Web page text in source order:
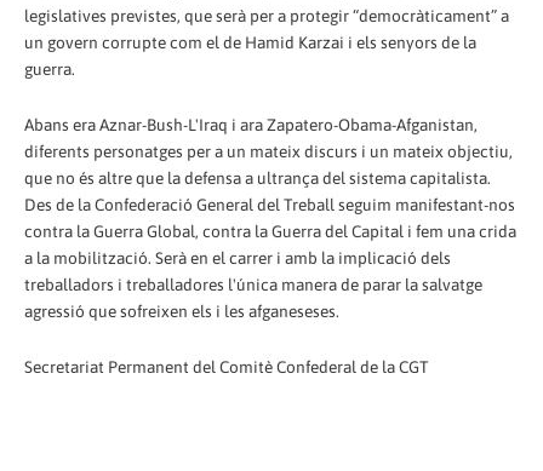
legislatives previstes, que serà per a protegir “democràticament” a
un govern corrupte com el de Hamid Karzai i els senyors de la
guerra.
Abans era Aznar-Bush-L'Iraq i ara Zapatero-Obama-Afganistan,
diferents personatges per a un mateix discurs i un mateix objectiu,
que no és altre que la defensa a ultrança del sistema capitalista.
Des de la Confederació General del Treball seguim manifestant-nos
contra la Guerra Global, contra la Guerra del Capital i fem una crida
a la mobilització. Serà en el carrer i amb la implicació dels
treballadors i treballadores l'única manera de parar la salvatge
agressió que sofreixen els i les afganeseses.
Secretariat Permanent del Comitè Confederal de la CGT